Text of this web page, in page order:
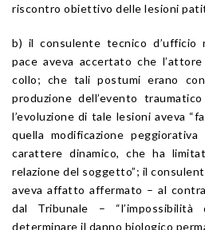
riscontro obiettivo delle lesioni
b) il consulente tecnico d’ufficio
pace aveva accertato che
collo; che tali postumi erano
produzione dell’evento
l’evoluzione di tale lesioni aveva
quella modificazione
carattere dinamico, che ha
relazione del soggetto”; il
aveva affatto affermato – al
dal Tribunale –
determinare il danno biologico